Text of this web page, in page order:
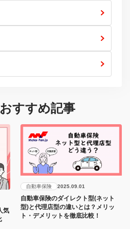
すすめ記事
気
自動車保険 2025.09.01
自動車保険のダイレクト型(ネット
型)と代理店型の違いとは？メリッ
ト・デメリットを徹底比較！